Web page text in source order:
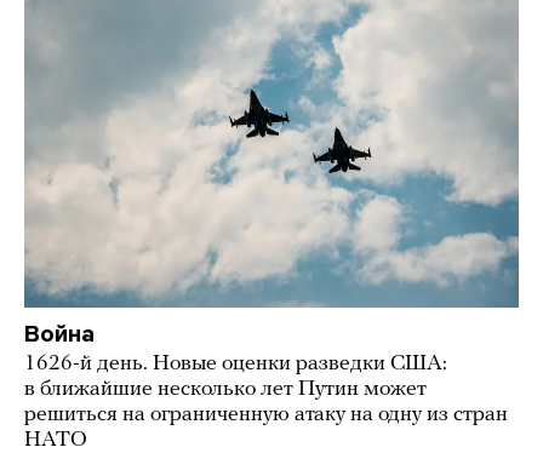
Война
1626-й день. Новые оценки разведки США:
в ближайшие несколько лет Путин может
решиться на ограниченную атаку на одну из стран
НАТО